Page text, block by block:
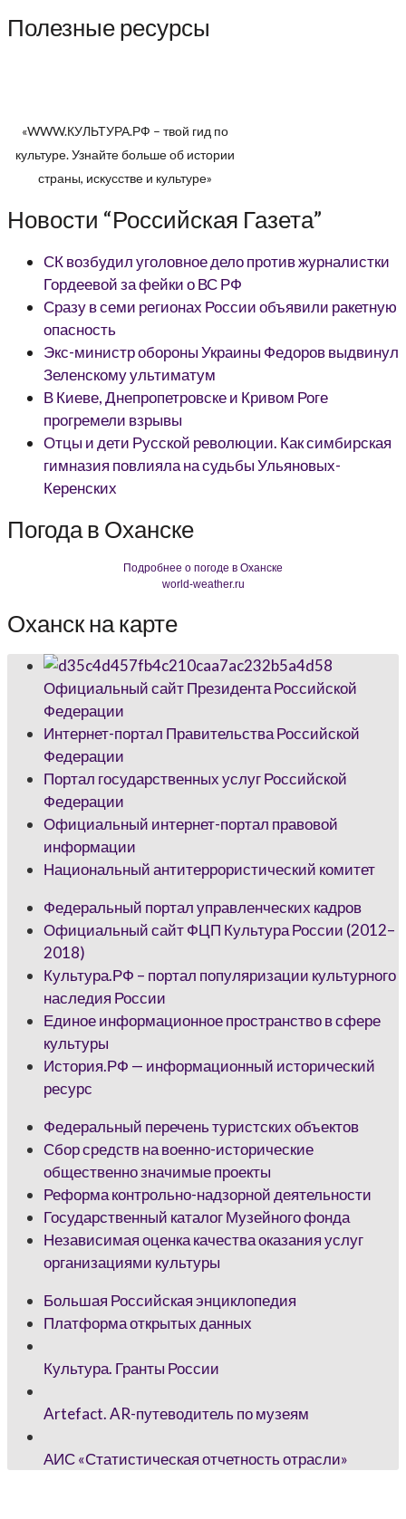
Полезные ресурсы
«WWW.КУЛЬТУРА.РФ – твой гид по
культуре. Узнайте больше об истории
страны, искусстве и культуре»
Новости “Российская Газета”
СК возбудил уголовное дело против журналистки
Гордеевой за фейки о ВС РФ
Сразу в семи регионах России объявили ракетную
опасность
Экс-министр обороны Украины Федоров выдвинул
Зеленскому ультиматум
В Киеве, Днепропетровске и Кривом Роге
прогремели взрывы
Отцы и дети Русской революции. Как симбирская
гимназия повлияла на судьбы Ульяновых-
Керенских
Погода в Оханске
Подробнее о погоде в Оханске
world-weather.ru
Оханск на карте
Официальный сайт Президента Российской
Федерации
Интернет-портал Правительства Российской
Федерации
Портал государственных услуг Российской
Федерации
Официальный интернет-портал правовой
информации
Национальный антитеррористический комитет
Федеральный портал управленческих кадров
Официальный сайт ФЦП Культура России (2012–
2018)
Культура.РФ – портал популяризации культурного
наследия России
Единое информационное пространство в сфере
культуры
История.РФ — информационный исторический
ресурс
Федеральный перечень туристских объектов
Сбор средств на военно-исторические
общественно значимые проекты
Реформа контрольно-надзорной деятельности
Государственный каталог Музейного фонда
Независимая оценка качества оказания услуг
организациями культуры
Большая Российская энциклопедия
Платформа открытых данных
Культура. Гранты России
Artefact. AR-путеводитель по музеям
АИС «Статистическая отчетность отрасли»